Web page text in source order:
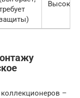
Высокая
–